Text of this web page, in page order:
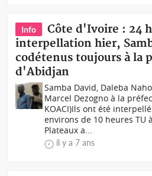
Info
Côte d'Ivoire : 24
interpellation hier,
codétenus toujours à la
d'Abidjan
Samba David, Daleba
Marcel Dezogno à la
KOACI)Ils ont été
environs de 10 heures TU
Plateaux a...
il y a 7 ans